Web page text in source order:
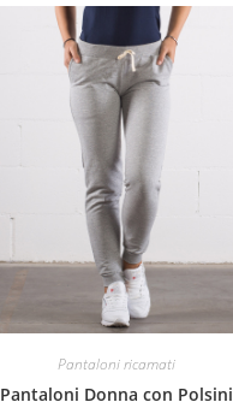
Pantaloni ricamati
Pantaloni Donna con Polsini